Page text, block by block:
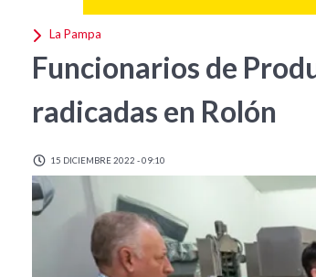
La Pampa
Funcionarios de
radicadas en Rolón
15 DICIEMBRE 2022 - 09:10